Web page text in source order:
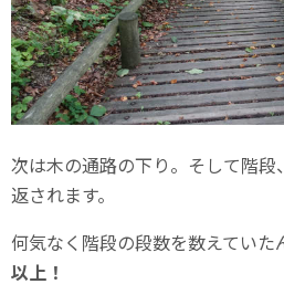
次は木の通路の下り。そして階段
返されます。
何気なく階段の段数を数えていた
以上！